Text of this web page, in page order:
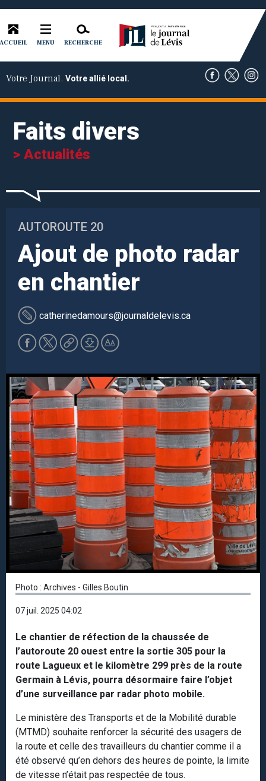
ACCUEIL MENU RECHERCHE
Votre Journal. Votre allié local.
Faits divers
> Actualités
AUTOROUTE 20
Ajout de photo radar
en chantier
catherinedamours@journaldelevis.ca
Photo : Archives - Gilles Boutin
07 juil. 2025 04:02
Le chantier de réfection de la chaussée de
l’autoroute 20 ouest entre la sortie 305 pour la
route Lagueux et le kilomètre 299 près de la route
Germain à Lévis, pourra désormaire faire l’objet
d’une surveillance par radar photo mobile.
Le ministère des Transports et de la Mobilité durable
(MTMD) souhaite renforcer la sécurité des usagers de
la route et celle des travailleurs du chantier comme il a
été observé qu’en dehors des heures de pointe, la limite
de vitesse n’était pas respectée de tous.